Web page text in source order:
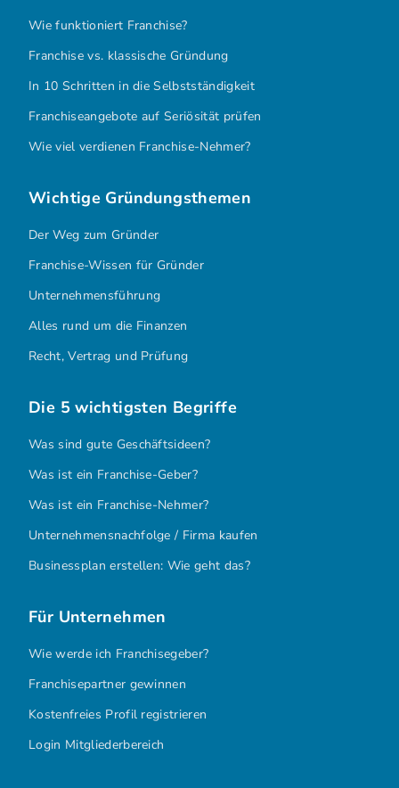
Wie funktioniert Franchise?
Franchise vs. klassische Gründung
In 10 Schritten in die Selbstständigkeit
Franchiseangebote auf Seriösität prüfen
Wie viel verdienen Franchise-Nehmer?
Wichtige Gründungsthemen
Der Weg zum Gründer
Franchise-Wissen für Gründer
Unternehmensführung
Alles rund um die Finanzen
Recht, Vertrag und Prüfung
Die 5 wichtigsten Begriffe
Was sind gute Geschäftsideen?
Was ist ein Franchise-Geber?
Was ist ein Franchise-Nehmer?
Unternehmensnachfolge / Firma kaufen
Businessplan erstellen: Wie geht das?
Für Unternehmen
Wie werde ich Franchisegeber?
Franchisepartner gewinnen
Kostenfreies Profil registrieren
Login Mitgliederbereich